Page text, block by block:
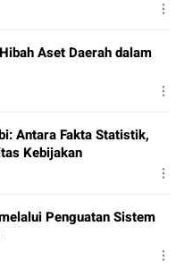
Aset Daerah dalam
Antara Fakta Statistik,
Kebijakan
Penguatan Sistem